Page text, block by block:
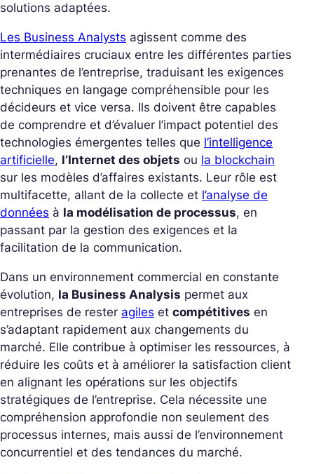
solutions adaptées.
Les Business Analysts agissent comme des
intermédiaires cruciaux entre les différentes parties
prenantes de l’entreprise, traduisant les exigences
techniques en langage compréhensible pour les
décideurs et vice versa. Ils doivent être capables
de comprendre et d’évaluer l’impact potentiel des
technologies émergentes telles que l’intelligence
artificielle, l’Internet des objets ou la blockchain
sur les modèles d’affaires existants. Leur rôle est
multifacette, allant de la collecte et l’analyse de
données à la modélisation de processus, en
passant par la gestion des exigences et la
facilitation de la communication.
Dans un environnement commercial en constante
évolution, la Business Analysis permet aux
entreprises de rester agiles et compétitives en
s’adaptant rapidement aux changements du
marché. Elle contribue à optimiser les ressources, à
réduire les coûts et à améliorer la satisfaction client
en alignant les opérations sur les objectifs
stratégiques de l’entreprise. Cela nécessite une
compréhension approfondie non seulement des
processus internes, mais aussi de l’environnement
concurrentiel et des tendances du marché.